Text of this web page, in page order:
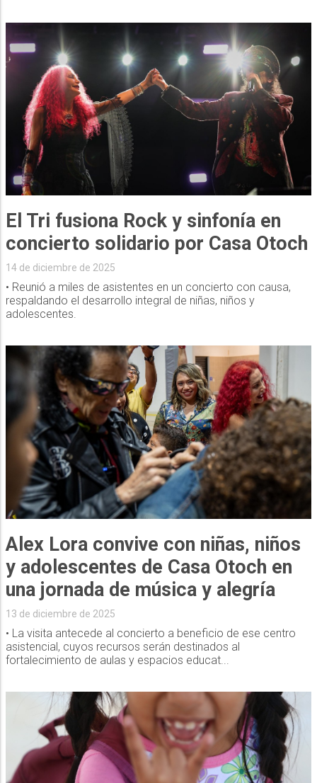
El Tri fusiona Rock y sinfonía en
concierto solidario por Casa Otoch
14 de diciembre de 2025
• Reunió a miles de asistentes en un concierto con causa,
respaldando el desarrollo integral de niñas, niños y
adolescentes.
Alex Lora convive con niñas, niños
y adolescentes de Casa Otoch en
una jornada de música y alegría
13 de diciembre de 2025
• La visita antecede al concierto a beneficio de ese centro
asistencial, cuyos recursos serán destinados al
fortalecimiento de aulas y espacios educat...